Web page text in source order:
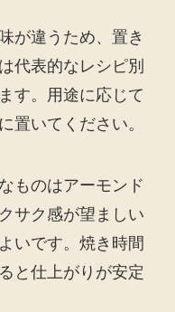
が違うため、置き
代表的なレシピ別
す。用途に応じて
置いてください。
ものはアーモンド
サク感が望ましい
いです。焼き時間
と仕上がりが安定